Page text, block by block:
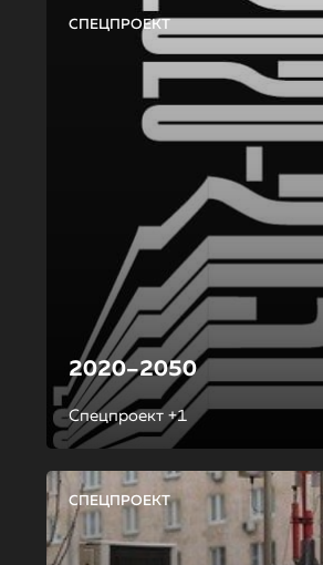
СПЕЦПРОЕКТ
2020–2050
Спецпроект +1
СПЕЦПРОЕКТ